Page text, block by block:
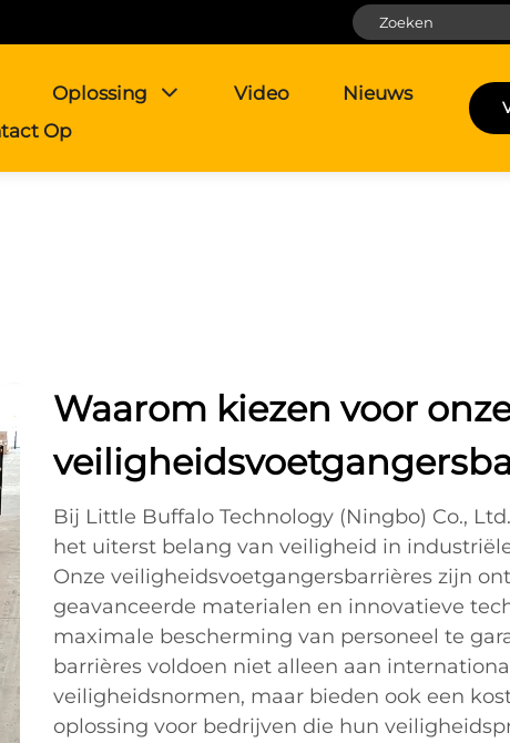
Oplossing Video
Nieuws
Op
Waarom kiezen voor
Bij Little Buffalo Technology (Ningbo) Co.,
het uiterst belang van veiligheid in
Onze veiligheidsvoetgangersbarrières zijn
geavanceerde materialen en innovatieve
maximale bescherming van personeel te
barrières voldoen niet alleen aan
veiligheidsnormen, maar bieden ook een
oplossing voor bedrijven die hun